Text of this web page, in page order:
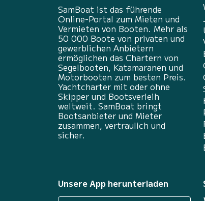
SamBoat ist das führende
Online-Portal zum Mieten und
Vermieten von Booten. Mehr als
50 000 Boote von privaten und
gewerblichen Anbietern
ermöglichen das Chartern von
Segelbooten, Katamaranen und
Motorbooten zum besten Preis.
Yachtcharter mit oder ohne
Skipper und Bootsverleih
weltweit. SamBoat bringt
Bootsanbieter und Mieter
zusammen, vertraulich und
sicher.
Unsere App herunterladen